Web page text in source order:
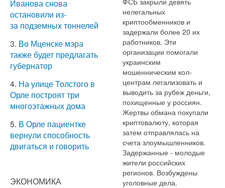
Иванова снова
остановили из-
за подземных тоннелей
3. Во Мценске мэра
также будет предлагать
губернатор
4. На улице Толстого в
Орле построят три
многоэтажных дома
5. В Орле пациентке
вернули способность
двигаться и говорить
ЭКОНОМИКА
нелегальных
криптообменников и
задержали более 20 их
работников. Эти
организации помогали
украинским
мошенническим кол-
центрам легализовать и
выводить за рубеж деньги,
похищенные у россиян.
Жертвы обмана покупали
криптовалюту, которая
затем отправлялась на
счета злоумышленников.
Задержанные - молодые
жители российских
регионов. Возбуждены
уголовные дела.